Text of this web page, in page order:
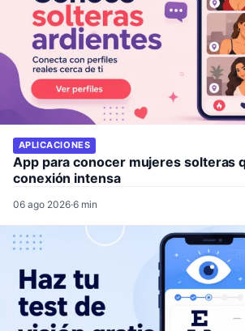
APLICACIONES
App para conocer mujeres solteras
conexión intensa
06 ago 2026·6 min